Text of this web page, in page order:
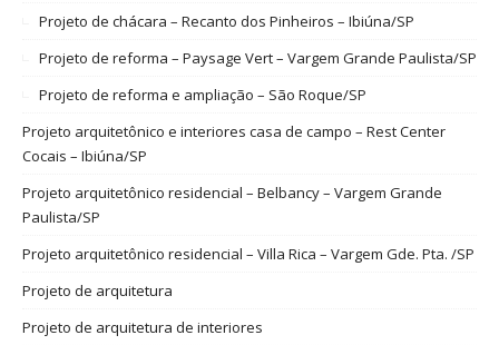
Projeto de chácara – Recanto dos Pinheiros – Ibiúna/SP
Projeto de reforma – Paysage Vert – Vargem Grande Paulista/SP
Projeto de reforma e ampliação – São Roque/SP
Projeto arquitetônico e interiores casa de campo – Rest Center
Cocais – Ibiúna/SP
Projeto arquitetônico residencial – Belbancy – Vargem Grande
Paulista/SP
Projeto arquitetônico residencial – Villa Rica – Vargem Gde. Pta. /SP
Projeto de arquitetura
Projeto de arquitetura de interiores